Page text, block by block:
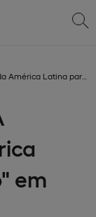
Mundo" em parceria com IPDAL
em